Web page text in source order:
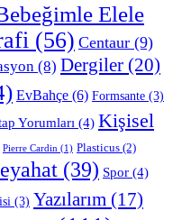
Elele
(56) Centaur (9)
(8) Dergiler (20)
EvBahçe (6) Formsante (3)
Yorumları (4) Kişisel
Pierre Cardin (1) Plasticus (2)
(39) Spor (4)
(3) Yazılarım (17)